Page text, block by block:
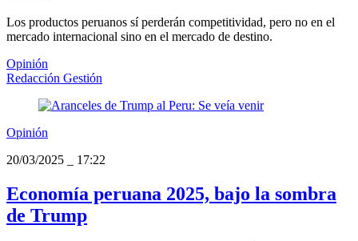
Los productos peruanos sí perderán competitividad, pero no en el
mercado internacional sino en el mercado de destino.
Opinión
Redacción Gestión
Opinión
20/03/2025
17:22
Economía peruana 2025, bajo la sombra
de Trump